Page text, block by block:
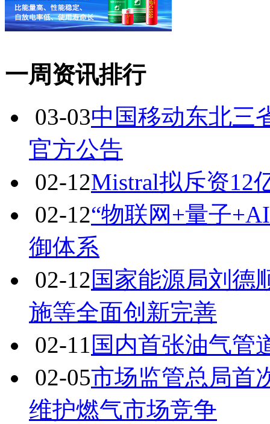
一周资讯排行
03-03中国移动东北三
官方公告
02-12Mistral拟斥资12
02-12“物联网+量子
御体系
02-12国家能源局刘德
施等全面创新完善
02-11 国内首张油气管
02-05市场监管总局首
维护燃气市场竞争